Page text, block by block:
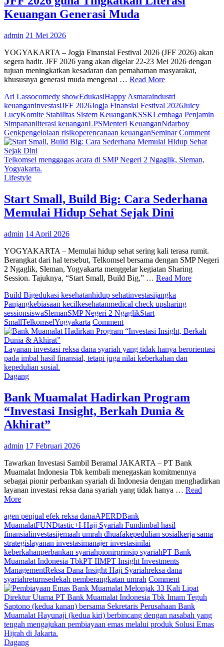
Cafenya
Keuangan Generasi Muda
admin 21 Mei 2026
YOGYAKARTA – Jogja Finansial Festival 2026 (JFF 2026) akan
segera hadir. JFF 2026 yang akan digelar 22-23 Mei 2026 dengan
tujuan meningkatkan kesadaran dan pemahaman masyarakat,
khususnya generasi muda mengenai … Read More
Ari Lassocomedy showEdukasiHappy Asmaraindustri
keuanganinvestasiJFF 2026Jogja Finansial Festival 2026Juicy
LucyKomite Stabilitas Sistem KeuanganKSSKLembaga Penjamin
Simpananliterasi keuanganLPSMenteri KeuanganNdarboy
Genkpengelolaan risikoperencanaan keuanganSeminar Commenton
Telkomsel menggagas acara di SMP Negeri 2 Ngaglik, Sleman,
Yogyakarta.
Lifestyle
Start Small, Build Big: Cara Sederhana
Memulai Hidup Sehat Sejak Dini
admin 14 April 2026
YOGYAKARTA – Memulai hidup sehat sering kali terasa rumit.
Berangkat dari hal tersebut, Telkomsel bersama dengan SMP Negeri
2 Ngaglik, Sleman, Yogyakarta menggelar kegiatan Sharing
Session. Tajuknya, “Start Small, Build Big,” … Read More
Build Bigedukasi kesehatanhidup sehatinvestasijangka
Panjangkebiasaan kecilkesehatanmedical check upsharing
sessionsiswaSlemanSMP Negeri 2 NgaglikStart
SmallTelkomselYogyakarta Commenton
Start
Build
Big:
Hidup
Sehat
Sejak
Layanan investasi reksa dana syariah yang tidak hanya berorientasi
pada imbal hasil finansial, tetapi juga nilai keberkahan dan
kepedulian sosial.
Dagang
Bank Muamalat Hadirkan Program
“Investasi Insight, Berkah Dunia &
Akhirat”
admin 17 Februari 2026
Tawarkan Investasi Sambil Beramal JAKARTA – PT Bank
Muamalat Indonesia Tbk kembali menegaskan komitmennya
sebagai pionir perbankan syariah di Indonesia dengan menghadirkan
layanan investasi reksa dana syariah yang tidak hanya … Read
More
agen penjual efek reksa danaAPERDBank
MuamalatFUNDtastic+I-Hajj Syariah Fundimbal hasil
finansialinvestasijemaah umrah dhuafakepedulian sosialkerja sama
strategislayanan investasimanajer investasinilai
keberkahanperbankan syariahpionirprinsip syariahPT Bank
Muamalat Indonesia TbkPT IIMPT Insight Investments
ManagementReksa Dana Insight Haji Syariahreksa dana
syariahreturnsedekah pemberangkatan umrah Commenton
Bank
Muamalat
Hadirkan
Program
“Investasi
Direktur Utama PT Bank Muamalat Indonesia Tbk Imam Teguh
Saptono (kedua kanan) bersama Sekretaris Perusahaan Bank
Muamalat Hayunaji (kedua kiri) berbincang dengan nasabah yang
tengah mengajukan pembiayaan emas melalui produk Solusi Emas
Hijrah di Jakarta.
Dagang